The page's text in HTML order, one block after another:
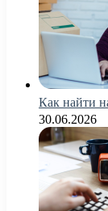
Как найти
30.06.2026